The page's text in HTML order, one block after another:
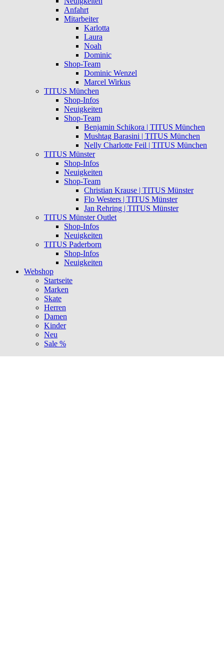
Anfahrt
Mitarbeiter
Karlotta
Laura
Noah
Dominic
Shop-Team
Dominic Wenzel
Marcel Wirkus
TITUS München
Shop-Infos
Neuigkeiten
Shop-Team
Benjamin Schikora | TITUS München
Mushtag Barasini | TITUS München
Nelly Charlotte Feil | TITUS München
TITUS Münster
Shop-Infos
Neuigkeiten
Shop-Team
Christian Krause | TITUS Münster
Flo Westers | TITUS Münster
Jan Rehring | TITUS Münster
TITUS Münster Outlet
Shop-Infos
Neuigkeiten
TITUS Paderborn
Shop-Infos
Neuigkeiten
Webshop
Startseite
Marken
Skate
Herren
Damen
Kinder
Neu
Sale %